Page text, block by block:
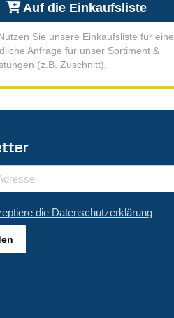
Auf die Einkaufsliste
Sie unsere Einkaufsliste für eine
Anfrage für unser Sortiment &
(z.B. Zuschnitt).
die Datenschutzerklärung